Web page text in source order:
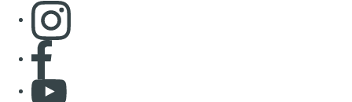
Consulter page Instagram
Consulter page Facebook
Consulter Youtube